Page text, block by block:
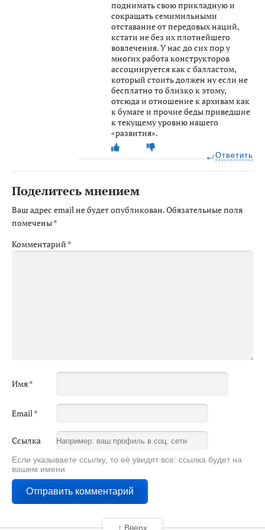
поднимать свою прикладную и
сокращать семимильными
отставание от передовых наций,
кстати не без их плотнейшего
вовлечения. У нас до сих пор у
многих работа конструкторов
ассоциируется как с балластом,
который стоить должен ну если не
бесплатно то близко к этому,
отсюда и отношение к архивам как
к бумаге и прочие беды приведшие
к текущему уровню нашего
«развития».
Ответить
Поделитесь мнением
Ваш адрес email не будет опубликован.Обязательные поля
помечены*
Комментарий *
Имя*
Email *
Ссылка
Если указываете ссылку, то её увидят все: ссылка будет на
вашем имени
↑ Вверх